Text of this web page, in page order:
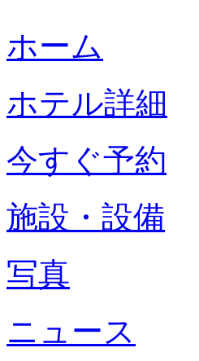
ホーム
ホテル詳細
今すぐ予約
施設・設備
写真
ニュース